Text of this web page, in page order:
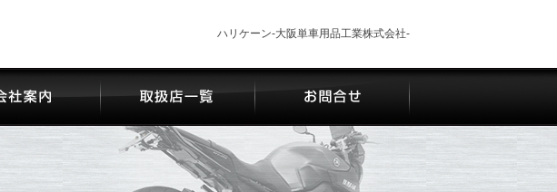
ハリケーン-大阪単車用品工業株式会社-